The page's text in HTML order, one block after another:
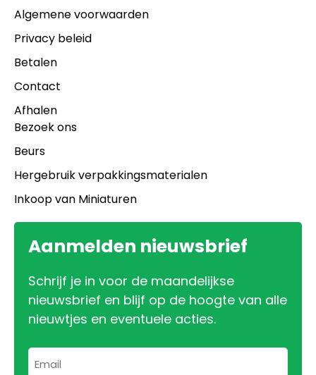
Algemene voorwaarden
Privacy beleid
Betalen
Contact
Afhalen
Bezoek ons
Beurs
Hergebruik verpakkingsmaterialen
Inkoop van Miniaturen
Aanmelden nieuwsbrief
Schrijf je in voor de maandelijkse
nieuwsbrief en blijf op de hoogte van alle
nieuwtjes en eventuele acties.